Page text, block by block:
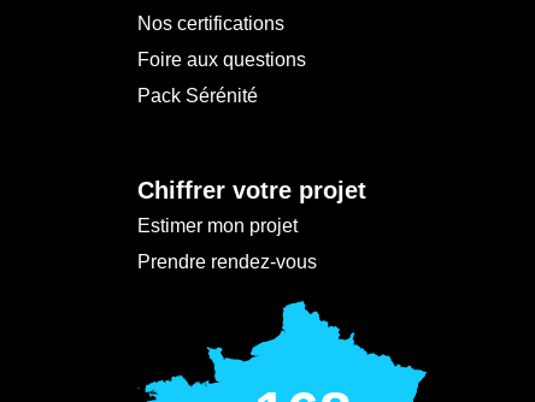
Nos certifications
Foire aux questions
Pack Sérénité
Chiffrer votre projet
Estimer mon projet
Prendre rendez-vous